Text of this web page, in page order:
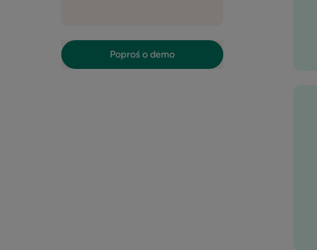
Poproś o demo